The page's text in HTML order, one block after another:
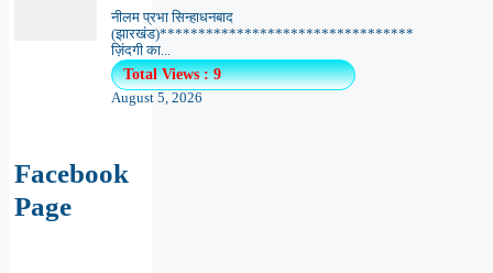
नीलम प्रभा सिन्हाधनबाद
(झारखंड)*********************************
ज़िंदगी का...
Total Views : 9
August 5, 2026
Facebook
Page